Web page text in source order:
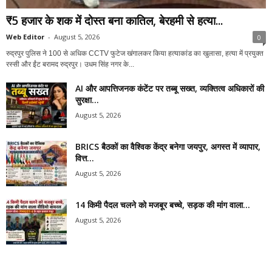
₹5 हजार के शक में दोस्त बना कातिल, बेरहमी से हत्या...
Web Editor - August 5, 2026 0
रुद्रपुर पुलिस ने 100 से अधिक CCTV फुटेज खंगालकर किया हत्याकांड का खुलासा, हत्या में प्रयुक्त
रस्सी और ईंट बरामद रुद्रपुर। उधम सिंह नगर के...
AI और आपत्तिजनक कंटेंट पर तब्बू सख्त, व्यक्तित्व अधिकारों की
सुरक्षा...
August 5, 2026
BRICS बैठकों का वैश्विक केंद्र बनेगा जयपुर, अगस्त में व्यापार,
वित्त...
August 5, 2026
14 किमी पैदल चलने को मजबूर बच्चे, सड़क की मांग वाला...
August 5, 2026